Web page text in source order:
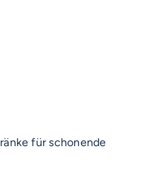
für schonende